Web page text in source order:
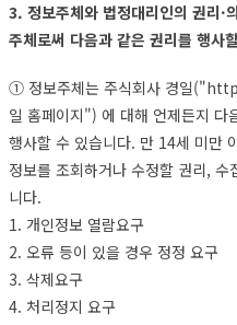
3. 정보주체와 법정대리인의 권리·
주체로써 다음과 같은 권리를 행사
① 정보주체는 주식회사 경일
일 홈페이지") 에 대해 언제든지 다
행사할 수 있습니다. 만 14세 미만
정보를 조회하거나 수정할 권리,
니다.
1. 개인정보 열람요구
2. 오류 등이 있을 경우 정정 요구
3. 삭제요구
4. 처리정지 요구